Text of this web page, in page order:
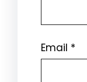
Email *